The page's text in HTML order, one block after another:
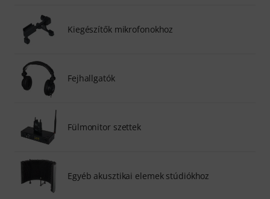
Kiegészítők mikrofonokhoz
Fejhallgatók
Fülmonitor szettek
Egyéb akusztikai elemek stúdiókhoz